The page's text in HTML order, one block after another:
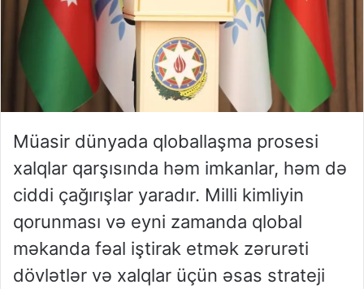
Müasir dünyada qloballaşma prosesi
xalqlar qarşısında həm imkanlar, həm də
ciddi çağırışlar yaradır. Milli kimliyin
qorunması və eyni zamanda qlobal
məkanda fəal iştirak etmək zərurəti
dövlətlər və xalqlar üçün əsas strateji